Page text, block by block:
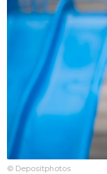
© Depositphotos